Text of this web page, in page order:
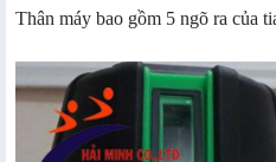
Thân máy bao gồm 5 ngõ ra của